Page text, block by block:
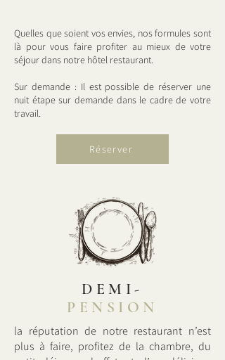
Quelles que soient vos envies, nos formules sont
là pour vous faire profiter au mieux de votre
séjour dans notre hôtel restaurant.
Sur demande : Il est possible de réserver une
nuit étape sur demande dans le cadre de votre
travail.
Réserver
DEMI-
PENSION
la réputation de notre restaurant n’est
plus à faire, profitez de la chambre, du